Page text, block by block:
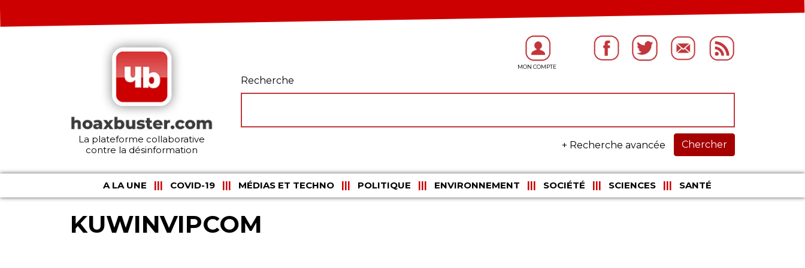
La plateforme collaborative
contre la désinformation
Recherche
Chercher
+ Recherche avancée
A LA UNE COVID-19 MÉDIAS ET TECHNO POLITIQUE ENVIRONNEMENT SOCIÉTÉ SCIENCES SANTÉ
KUWINVIPCOM